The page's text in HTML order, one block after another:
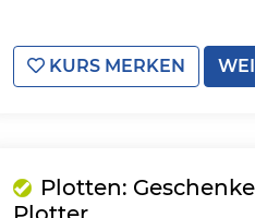
KURS MERKEN
Plotten: